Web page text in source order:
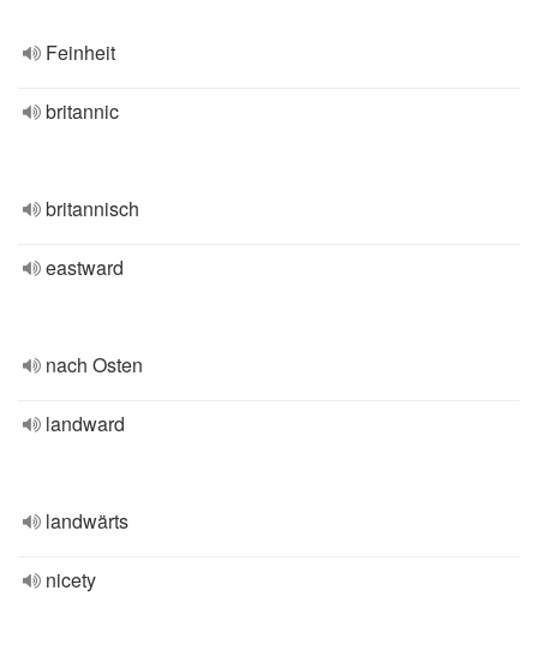
Feinheit
britannic
britannisch
eastward
nach Osten
landward
landwärts
nicety